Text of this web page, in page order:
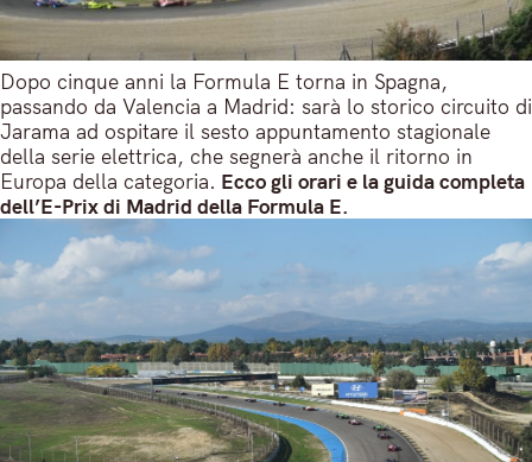
Dopo cinque anni la Formula E torna in Spagna,
passando da Valencia a Madrid: sarà lo storico circuito di
Jarama ad ospitare il sesto appuntamento stagionale
della serie elettrica, che segnerà anche il ritorno in
Europa della categoria. Ecco gli orari e la guida completa
dell’E-Prix di Madrid della Formula E.